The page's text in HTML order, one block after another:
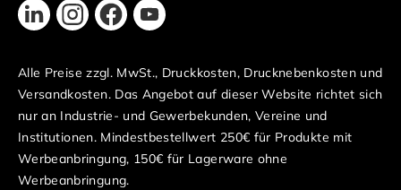
Alle Preise zzgl. MwSt., Druckkosten, Drucknebenkosten und
Versandkosten. Das Angebot auf dieser Website richtet sich
nur an Industrie- und Gewerbekunden, Vereine und
Institutionen. Mindestbestellwert 250€ für Produkte mit
Werbeanbringung, 150€ für Lagerware ohne
Werbeanbringung.